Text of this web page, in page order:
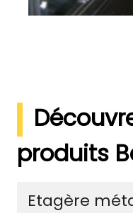
produits
Etagère